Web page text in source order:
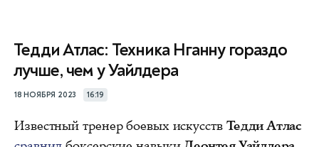
Тедди Атлас: Техника Нганну гораздо
лучше, чем у Уайлдера
18 НОЯБРЯ 2023 16:19
Известный тренер боевых искусств Тедди Атлас